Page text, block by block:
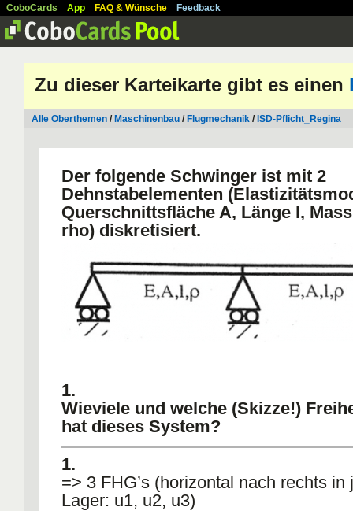
CoboCards App FAQ & Wünsche Feedback
Zu dieser Karteikarte gibt es einen
Alle Oberthemen / Maschinenbau / Flugmechanik / ISD-Pflicht_Regina
Der folgende Schwinger ist mit 2
Dehnstabelementen
Querschnittsfläche A, Länge l,
rho) diskretisiert.
1.
Wieviele und welche (Skizze!)
hat dieses System?
2.
Geben Sie eine Eigenfrequenz ohne
Berechnung an.
1.
=> 3 FHG’s (horizontal nach rechts in
Lager: u1, u2, u3)